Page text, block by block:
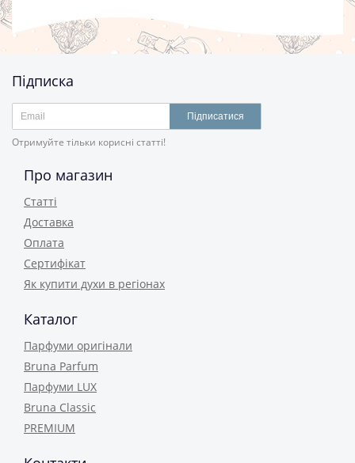
Підписка
Підписатися
Отримуйте тільки корисні статті!
Про магазин
Статті
Доставка
Оплата
Сертифікат
Як купити духи в регіонах
Каталог
Парфуми оригінали
Bruna Parfum
Парфуми LUX
Bruna Classic
PREMIUM